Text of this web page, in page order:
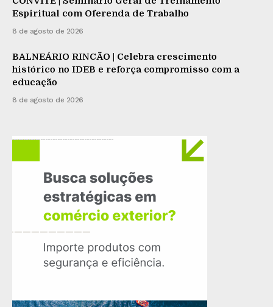
Espiritual com Oferenda de Trabalho
8 de agosto de 2026
BALNEÁRIO RINCÃO | Celebra crescimento
histórico no IDEB e reforça compromisso com a
educação
8 de agosto de 2026